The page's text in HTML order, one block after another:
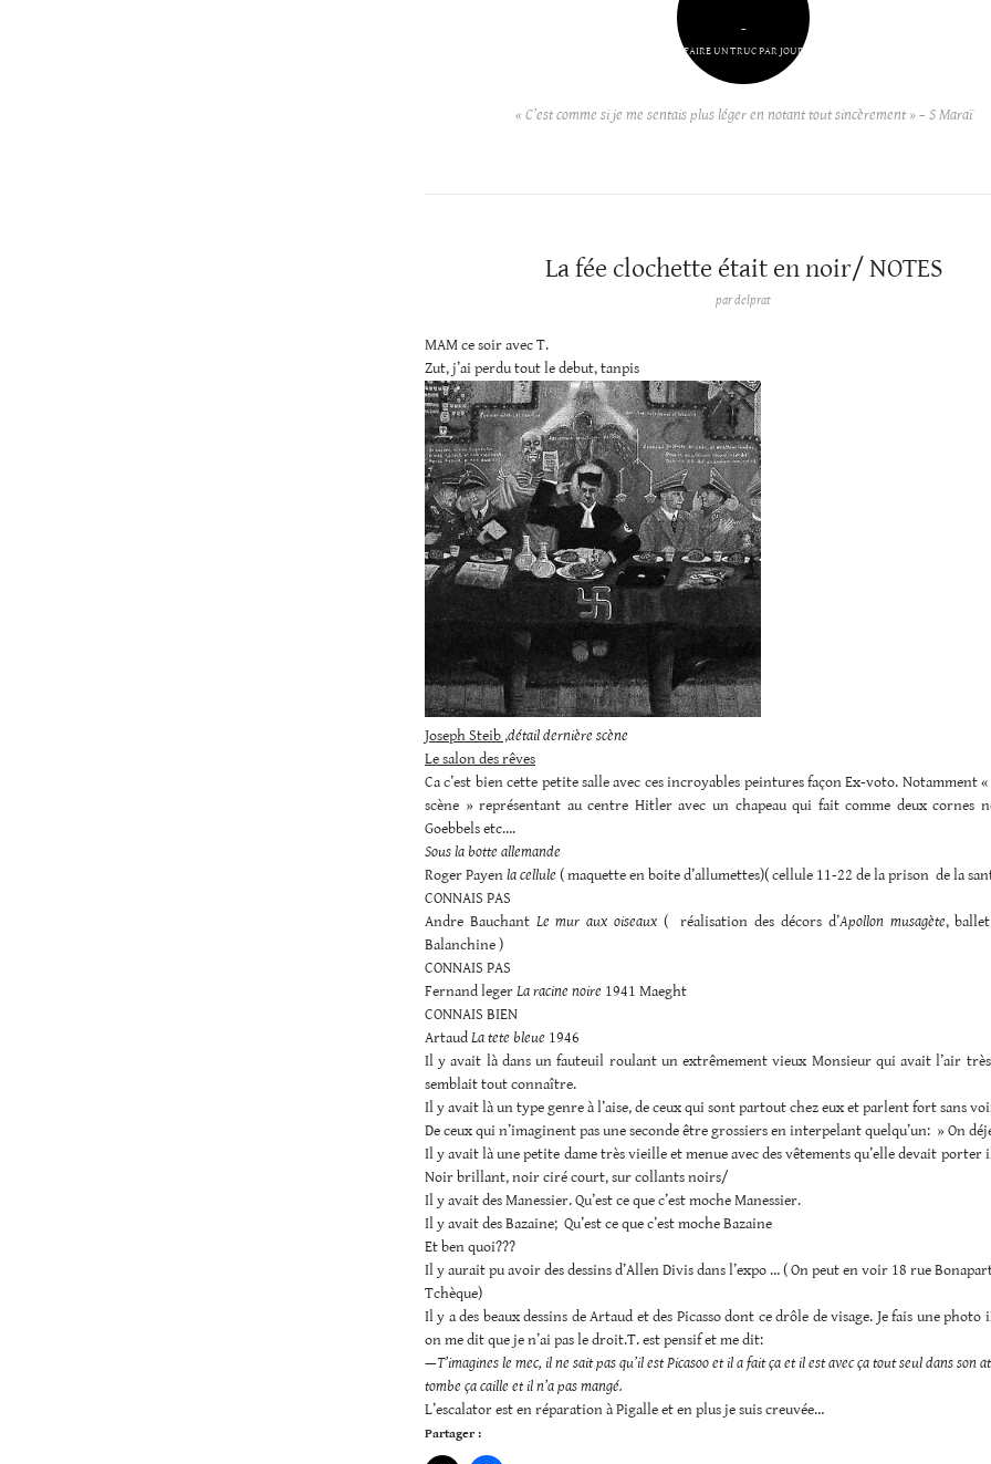
–
FAIRE UN TRUC PAR JOUR
« C’est comme si je me sentais plus léger en notant tout sincèrement » – S Maraï
La fée clochette était en noir/ NOTES
pardelprat
MAM ce soir avec T.
Zut, j’ai perdu tout le debut, tanpis
Joseph Steib ,détail dernière scène
Le salon des rêves
Ca c’est bien cette petite salle avec ces incroyables peintures façon Ex-voto. Notamment
scène » représentant au centre Hitler avec un chapeau qui fait comme deux cornes
Goebbels etc….
Sous la botte allemande
Roger Payenla cellule ( maquette en boite d’allumettes)( cellule 11-22 de la prison de la
CONNAIS PAS
Andre Bauchant Le mur aux oiseaux ( réalisation des décors d’Apollon musagète,
Balanchine )
CONNAIS PAS
Fernand legerLa racine noire 1941 Maeght
CONNAIS BIEN
ArtaudLa tete bleue 1946
Il y avait là dans un fauteuil roulant un extrêmement vieux Monsieur qui avait l’air
semblait tout connaître.
Il y avait là un type genre à l’aise, de ceux qui sont partout chez eux et parlent fort sans
De ceux qui n’imaginent pas une seconde être grossiers en interpelant quelqu’un: » On
Il y avait là une petite dame très vieille et menue avec des vêtements qu’elle devait porter
Noir brillant, noir ciré court, sur collants noirs/
Il y avait des Manessier. Qu’est ce que c’est moche Manessier.
Il y avait des Bazaine; Qu’est ce que c’est moche Bazaine
Et ben quoi???
Il y aurait pu avoir des dessins d’Allen Divis dans l’expo … ( On peut en voir 18 rue
Tchèque)
Il y a des beaux dessins de Artaud et des Picasso dont ce drôle de visage. Je fais une photo
on me dit que je n’ai pas le droit.T. est pensif et me dit:
—T’imagines le mec, il ne sait pas qu’il est Picasoo et il a fait ça et il est avec ça tout seul dans son
tombe ça caille et il n’a pas mangé.
L’escalator est en réparation à Pigalle et en plus je suis creuvée…
Partager :